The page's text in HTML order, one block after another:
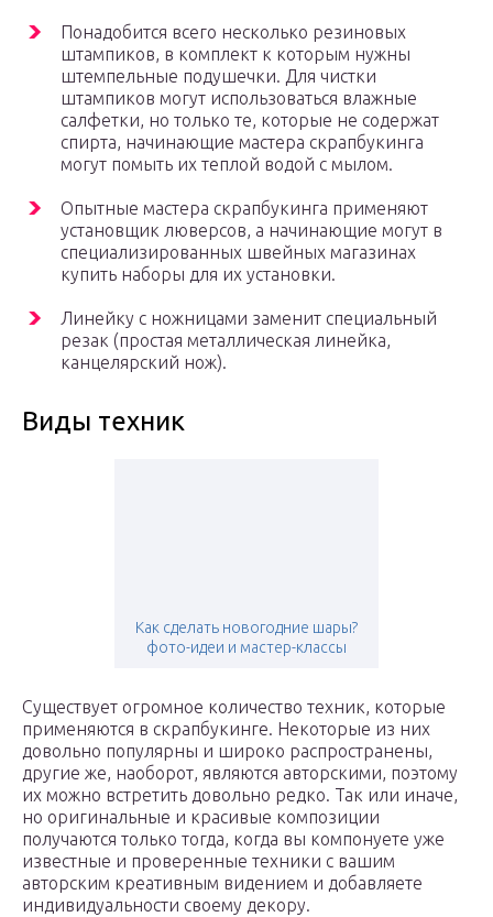
Понадобится всего несколько резиновых
штампиков, в комплект к которым нужны
штемпельные подушечки. Для чистки
штампиков могут использоваться влажные
салфетки, но только те, которые не содержат
спирта, начинающие мастера скрапбукинга
могут помыть их теплой водой с мылом.
Опытные мастера скрапбукинга применяют
установщик люверсов, а начинающие могут в
специализированных швейных магазинах
купить наборы для их установки.
Линейку с ножницами заменит специальный
резак (простая металлическая линейка,
канцелярский нож).
Виды техник
Как сделать новогодние шары?
фото-идеи и мастер-классы
Существует огромное количество техник, которые
применяются в скрапбукинге. Некоторые из них
довольно популярны и широко распространены,
другие же, наоборот, являются авторскими, поэтому
их можно встретить довольно редко. Так или иначе,
но оригинальные и красивые композиции
получаются только тогда, когда вы компонуете уже
известные и проверенные техники с вашим
авторским креативным видением и добавляете
индивидуальности своему декору.